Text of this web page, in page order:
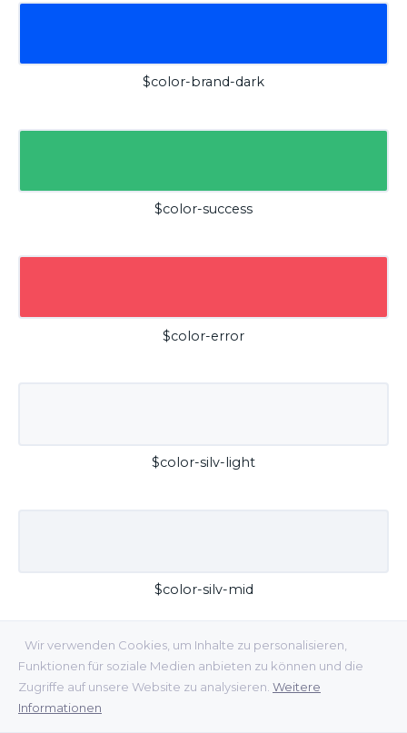
Wir verwenden Cookies, um Inhalte zu personalisieren,
Funktionen für soziale Medien anbieten zu können und die
Zugriffe auf unsere Website zu analysieren. Weitere
Informationen
$color-brand-dark
$color-success
$color-error
$color-silv-light
$color-silv-mid